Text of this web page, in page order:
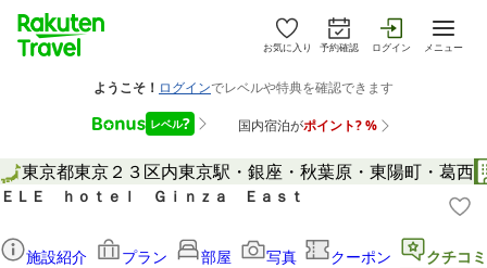
お気に入り 予約確認 ログイン メニュー
東京都東京２３区内東京駅・銀座・秋葉原・東陽町・葛西
ＥＬＥ ｈｏｔｅｌ Ｇｉｎｚａ Ｅａｓｔ
施設紹介 プラン 部屋 写真 クーポン クチコミ